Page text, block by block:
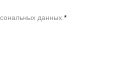
данных. *